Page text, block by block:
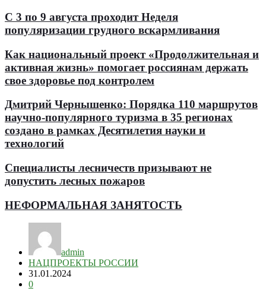
С 3 по 9 августа проходит Неделя
популяризации грудного вскармливания
Как национальный проект «Продолжительная и
активная жизнь» помогает россиянам держать
свое здоровье под контролем
Дмитрий Чернышенко: Порядка 110 маршрутов
научно-популярного туризма в 35 регионах
создано в рамках Десятилетия науки и
технологий
Специалисты лесничеств призывают не
допустить лесных пожаров
НЕФОРМАЛЬНАЯ ЗАНЯТОСТЬ
admin
НАЦПРОЕКТЫ РОССИИ
31.01.2024
0